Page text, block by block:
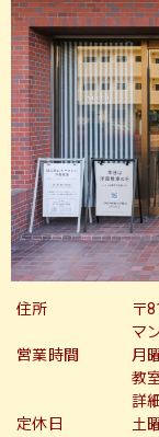
住所
〒
マ
営業時間
月
教
詳
定休日
土